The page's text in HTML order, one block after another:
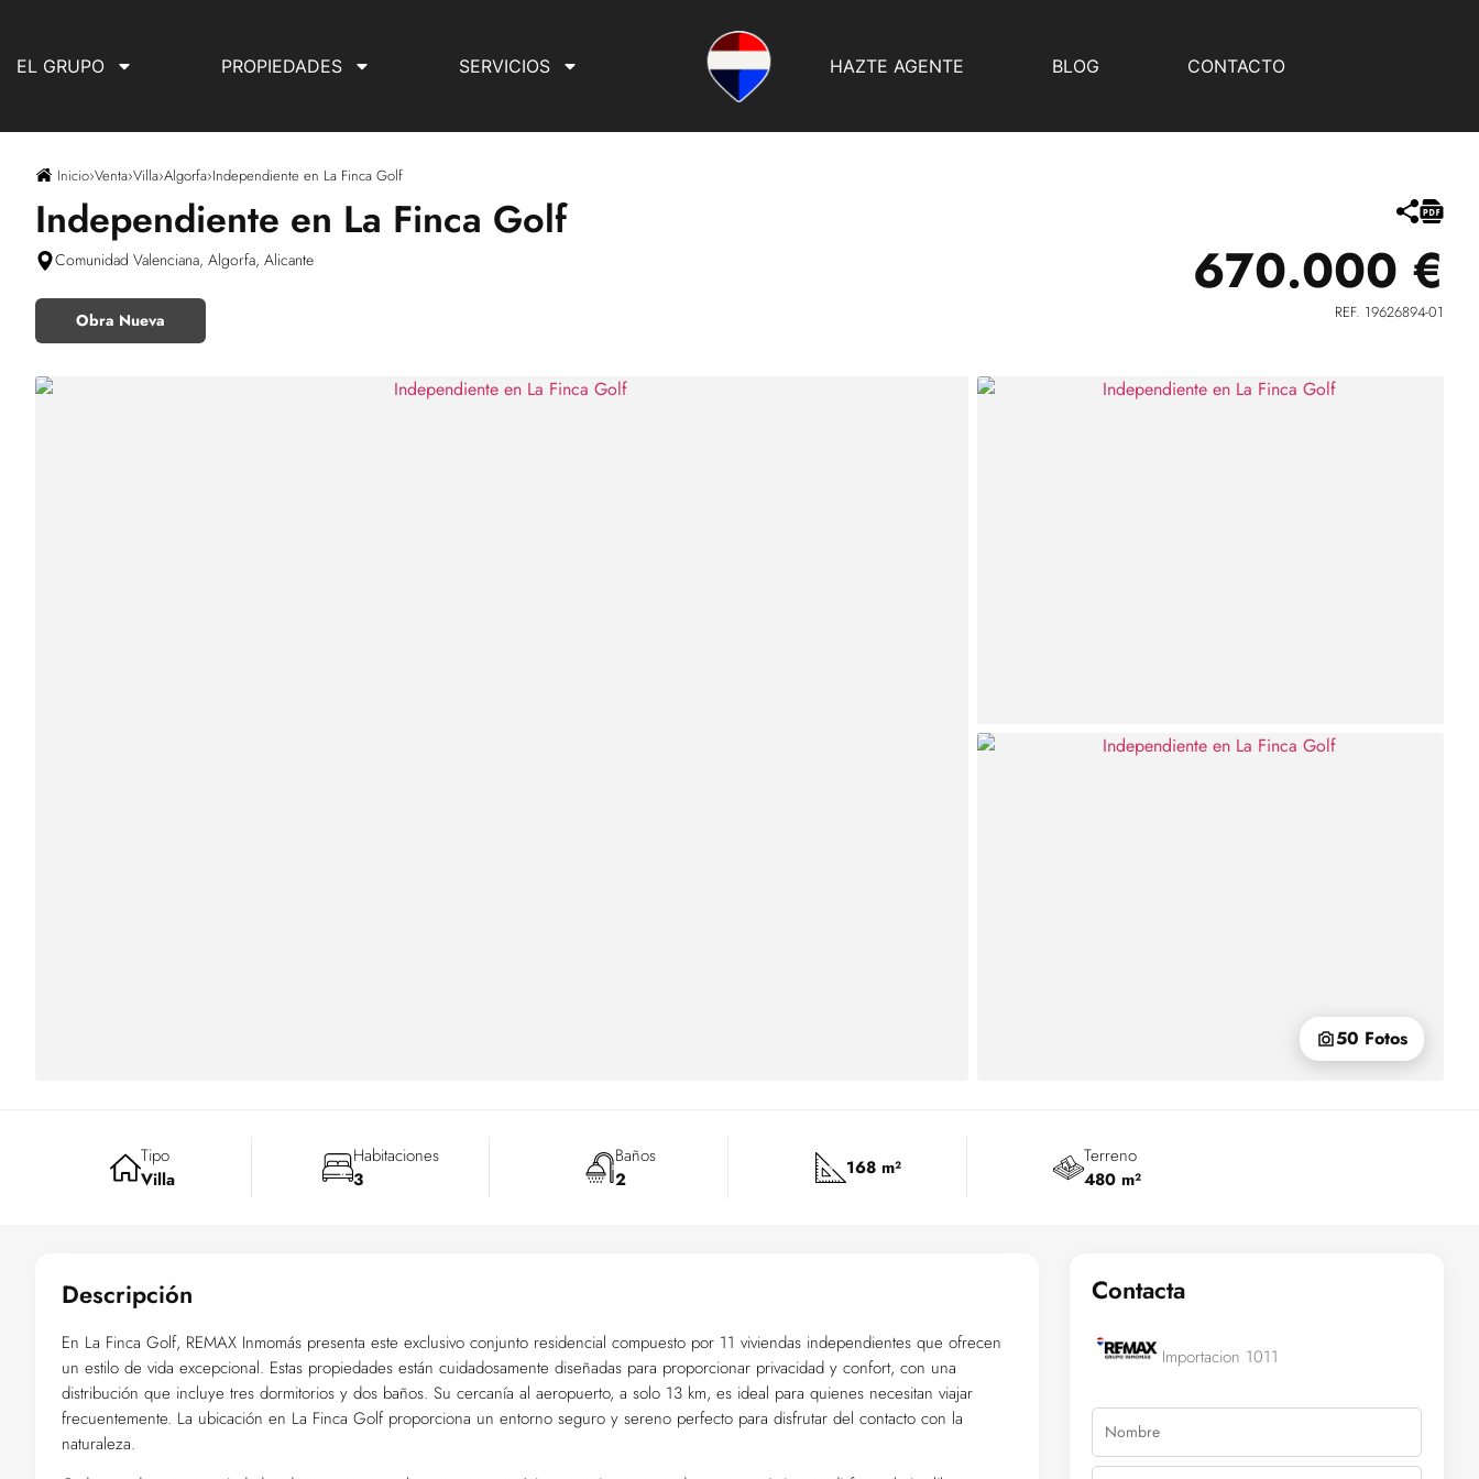
EL GRUPO PROPIEDADES SERVICIOS HAZTE AGENTE BLOG CONTACTO
Inicio›Venta›Villa›Algorfa›Independiente en La Finca Golf
Independiente en La Finca Golf
Comunidad Valenciana, Algorfa, Alicante
Obra Nueva
670.000 €
REF. 19626894-01
50 Fotos
Tipo
Villa
Habitaciones
3
Baños
2
168 m²
Terreno
480 m²
Descripción
En La Finca Golf, REMAX Inmomás presenta este exclusivo conjunto residencial compuesto por 11 viviendas independientes que ofrecen
un estilo de vida excepcional. Estas propiedades están cuidadosamente diseñadas para proporcionar privacidad y confort, con una
distribución que incluye tres dormitorios y dos baños. Su cercanía al aeropuerto, a solo 13 km, es ideal para quienes necesitan viajar
frecuentemente. La ubicación en La Finca Golf proporciona un entorno seguro y sereno perfecto para disfrutar del contacto con la
naturaleza.
Contacta
Importacion 1011